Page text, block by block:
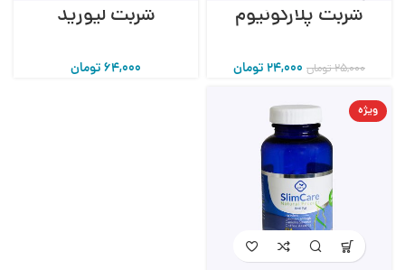
شربت پلارگونیوم
25,000تومان 24,000تومان
شربت لیورید
64,000تومان
ویژه